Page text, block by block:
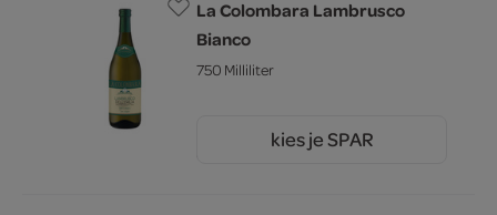
La Colombara Lambrusco
Bianco
750 Milliliter
kies je SPAR